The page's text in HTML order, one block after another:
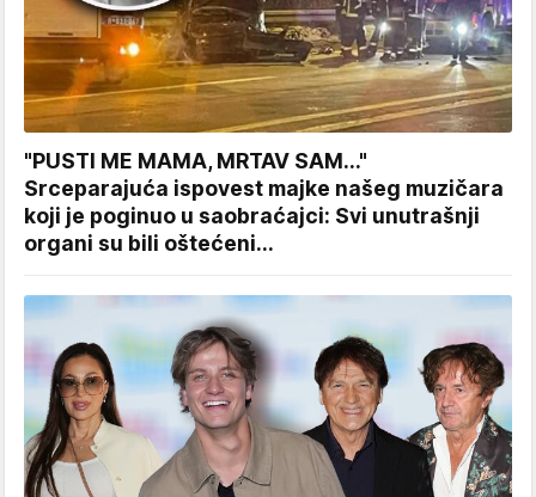
"PUSTI ME MAMA, MRTAV SAM..."
Srceparajuća ispovest majke našeg muzičara
koji je poginuo u saobraćajci: Svi unutrašnji
organi su bili oštećeni...